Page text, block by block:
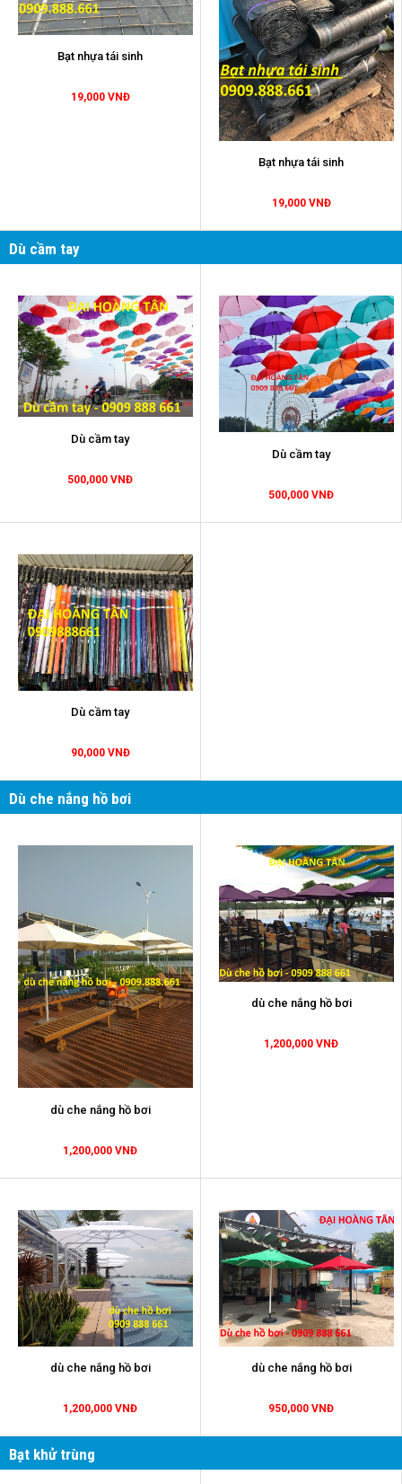
Bạt nhựa tái sinh
19,000 VNĐ
Bạt nhựa tái sinh
19,000 VNĐ
Dù cầm tay
Dù cầm tay
500,000 VNĐ
Dù cầm tay
500,000 VNĐ
Dù cầm tay
90,000 VNĐ
Dù che nắng hồ bơi
dù che nắng hồ bơi
1,200,000 VNĐ
dù che nắng hồ bơi
1,200,000 VNĐ
dù che nắng hồ bơi
1,200,000 VNĐ
dù che nắng hồ bơi
950,000 VNĐ
Bạt khử trùng